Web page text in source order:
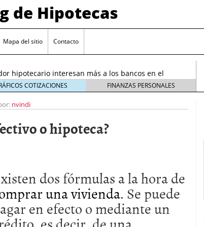
de Hipotecas
Mapa del sitio Contacto
analistas sitúan el índice entre 2,25 % y 2,30 %
sobre el sobreendeudamiento inmobiliario
hipotecario interesan más a los bancos en el
en España: requisitos y condiciones actuales
analistas sitúan el índice entre 2,25 % y 2,30 %
COTIZACIONES FINANZAS PERSONALES
nvindi
o hipoteca?
dos fórmulas a la hora de
una vivienda. Se puede
en efecto o mediante un